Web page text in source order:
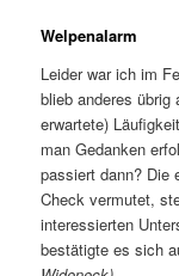
Welpenalarm
Leider war ich im
blieb anderes
erwartete)
man Gedanken
passiert dann? Die
Check vermutet,
interessierten
bestätigte es sich